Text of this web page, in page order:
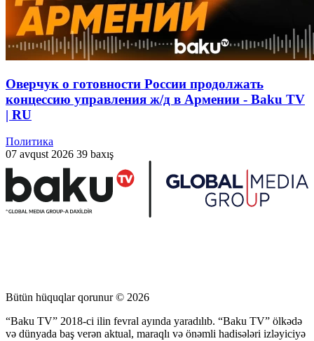
Оверчук о готовности России продолжать
концессию управления ж/д в Армении - Baku TV
| RU
Политика
07 avqust 2026 39 baxış
Bütün hüquqlar qorunur © 2026
“Baku TV” 2018-ci ilin fevral ayında yaradılıb. “Baku TV” ölkədə
və dünyada baş verən aktual, maraqlı və önəmli hadisələri izləyiciyə